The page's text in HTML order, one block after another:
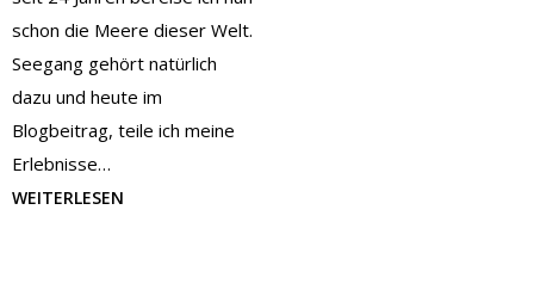
schon die Meere dieser Welt.
Seegang gehört natürlich
dazu und heute im
Blogbeitrag, teile ich meine
Erlebnisse…
WEITERLESEN